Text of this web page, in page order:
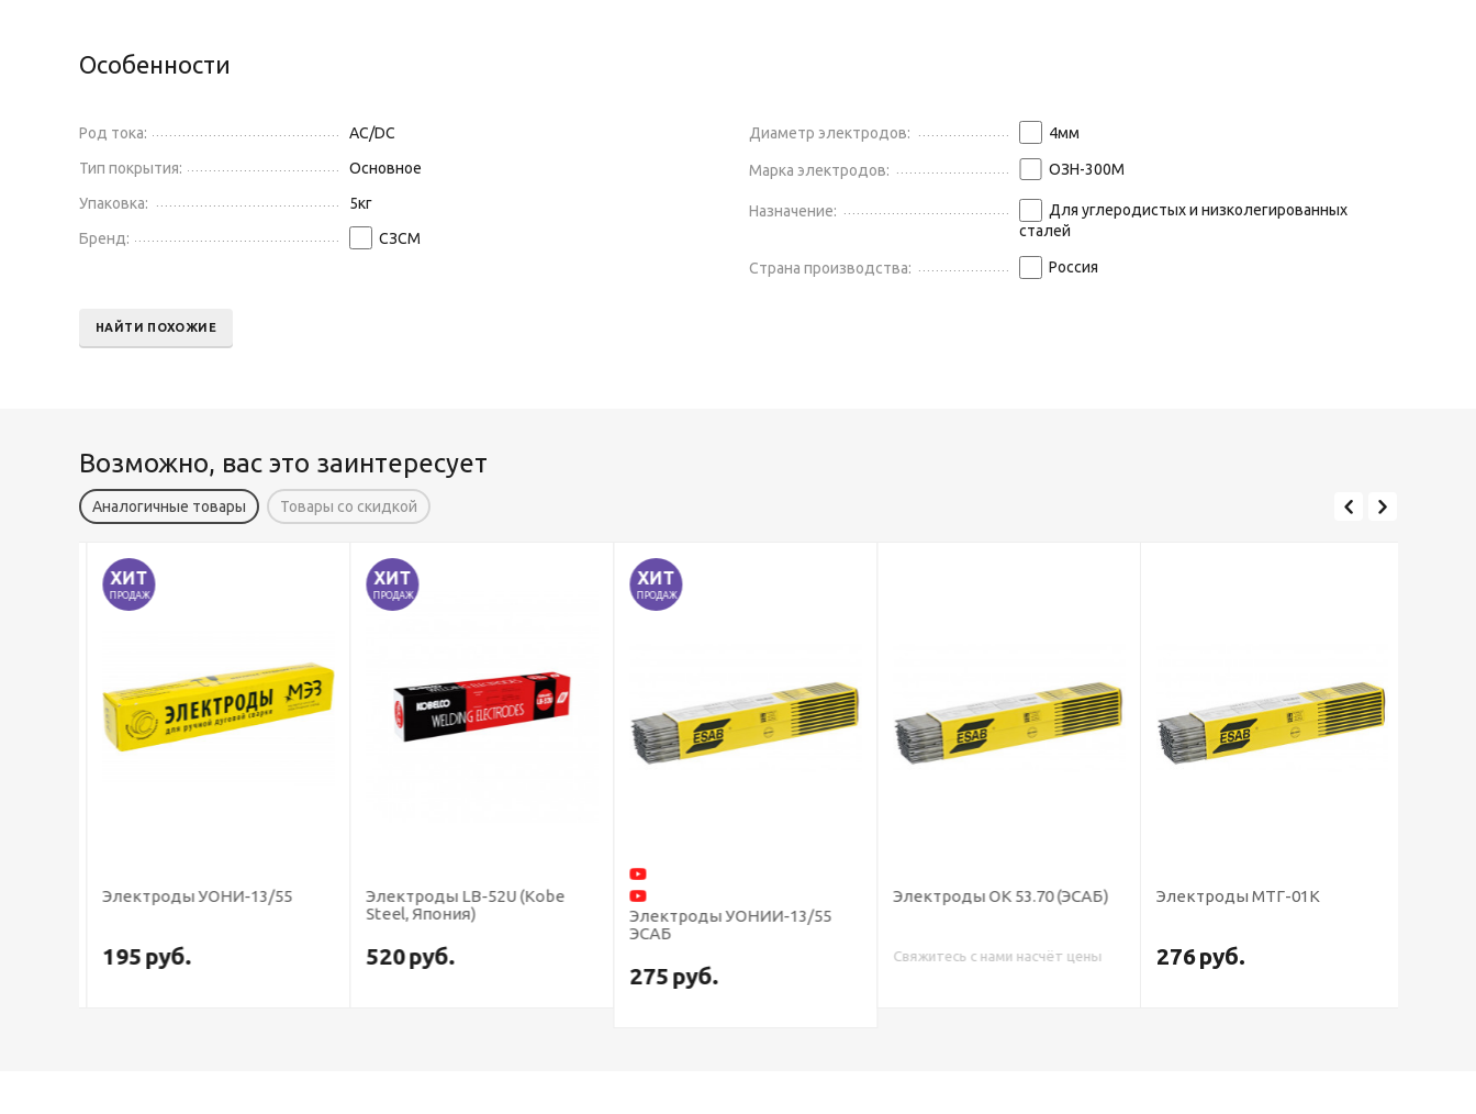
Особенности
Род тока:
AC/DC
Тип покрытия:
Основное
Упаковка:
5кг
Бренд:
СЗСМ
Диаметр электродов: 4мм
Марка электродов: ОЗН-300М
Назначение:
Для углеродистых и низколегированных
сталей
Страна производства: Россия
НАЙТИ ПОХОЖИЕ
Возможно, вас это заинтересует
Аналогичные товары Товары со скидкой
ХИТ
ПРОДАЖ
Электроды УОНИ-13/55
195руб.
ХИТ
ПРОДАЖ
Электроды LB-52U (Kobe
Steel, Япония)
520руб.
ХИТ
ПРОДАЖ
Электроды УОНИИ-13/55
ЭСАБ
275руб.
Электроды ОК 53.70 (ЭСАБ)
Свяжитесь с нами насчёт цены
Электроды МТГ-01К
276руб.